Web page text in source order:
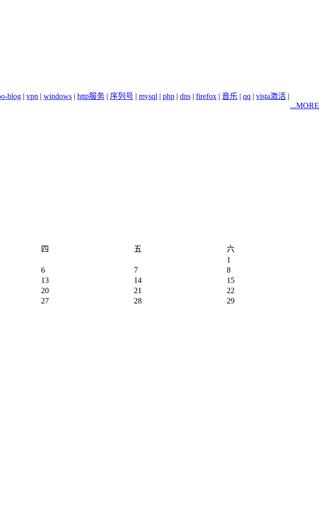
blog | vpn | windows | http服务 | 序列号 | mysql | php | dns | firefox | 音乐 | qq | vista激活 |
...MORE
四 五
六
1
6 7
8
13 14
15
20 21
22
27 28
29